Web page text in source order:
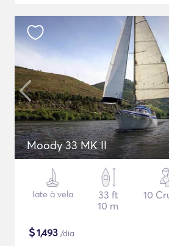
Moody 33 MK II
Iate à vela
33 ft
10 m
10
$1,493 /dia